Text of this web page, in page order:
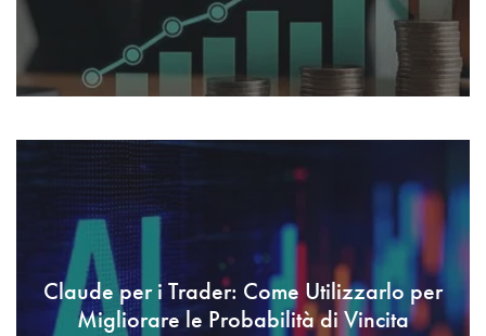
Claude per i Trader: Come Utilizzarlo per
Migliorare le Probabilità di Vincita